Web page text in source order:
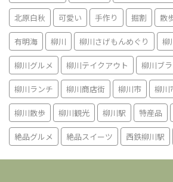
北原白秋 可愛い 手作り 掘割 散
有明海 柳川 柳川さげもんめぐり 柳
柳川グルメ 柳川テイクアウト 柳川ブ
柳川ランチ 柳川商店街 柳川市 柳川
柳川散歩 柳川観光 柳川駅 特産品
絶品グルメ 絶品スイーツ 西鉄柳川駅